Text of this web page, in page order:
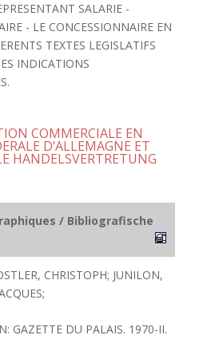
SALARIE -
- LE CONCESSIONNAIRE EN
TEXTES LEGISLATIFS
INDICATIONS
COMMERCIALE EN
D’ALLEMAGNE ET
HANDELSVERTRETUNG
/ Bibliografische
CHRISTOPH; JUNILON,
GAZETTE DU PALAIS. 1970-II.